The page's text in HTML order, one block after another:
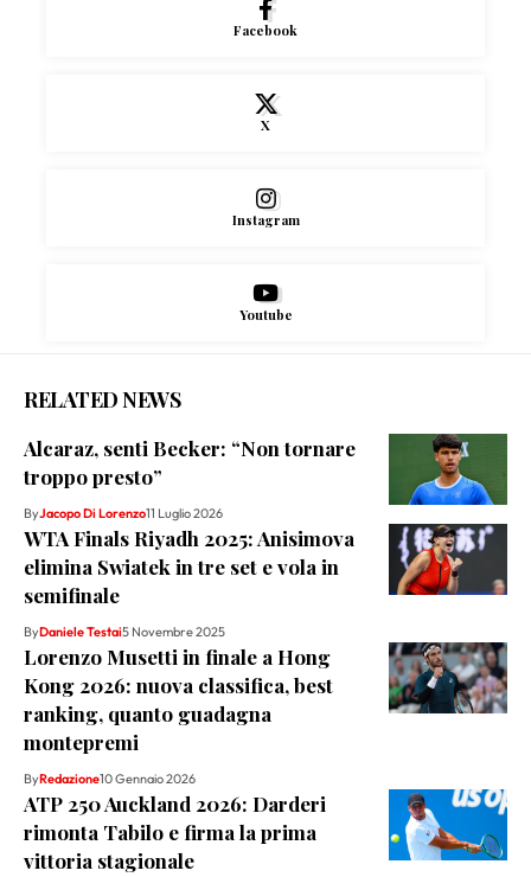
Facebook
X
Instagram
Youtube
RELATED NEWS
Alcaraz, senti Becker: “Non tornare
troppo presto”
ByJacopo Di Lorenzo11 Luglio 2026
WTA Finals Riyadh 2025: Anisimova
elimina Swiatek in tre set e vola in
semifinale
ByDaniele Testai5 Novembre 2025
Lorenzo Musetti in finale a Hong
Kong 2026: nuova classifica, best
ranking, quanto guadagna
montepremi
ByRedazione10 Gennaio 2026
ATP 250 Auckland 2026: Darderi
rimonta Tabilo e firma la prima
vittoria stagionale